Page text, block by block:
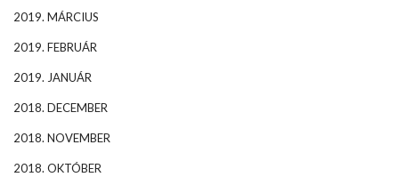
2019. MÁRCIUS
2019. FEBRUÁR
2019. JANUÁR
2018. DECEMBER
2018. NOVEMBER
2018. OKTÓBER